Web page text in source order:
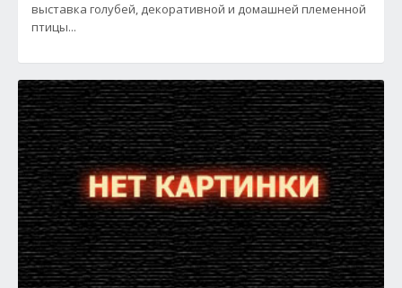
выставка голубей, декоративной и домашней племенной
птицы...